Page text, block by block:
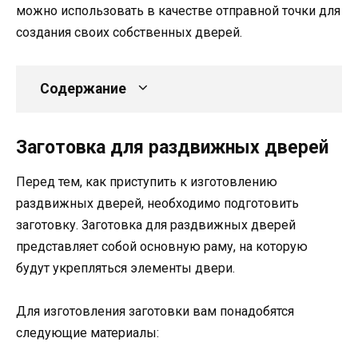
можно использовать в качестве отправной точки для
создания своих собственных дверей.
Содержание
Заготовка для раздвижных дверей
Перед тем, как приступить к изготовлению
раздвижных дверей, необходимо подготовить
заготовку. Заготовка для раздвижных дверей
представляет собой основную раму, на которую
будут укрепляться элементы двери.
Для изготовления заготовки вам понадобятся
следующие материалы: